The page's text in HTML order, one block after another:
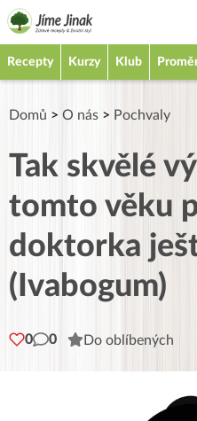
Recepty Kurzy Klub
Domů > O nás > Pochvaly
Tak skvělé
tomto věku
doktorka
(Ivabogum)
0 0 Do oblíbených